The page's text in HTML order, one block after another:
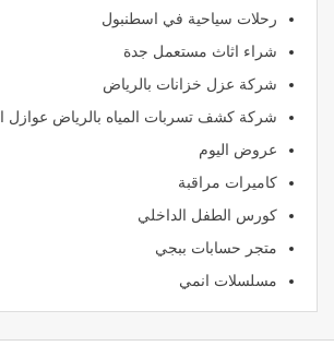
رحلات سياحية في اسطنبول
شراء اثاث مستعمل جدة
شركة عزل خزانات بالرياض
شركة كشف تسربات المياه بالرياض عوازل
عروض اليوم
كاميرات مراقبة
كورس الطفل الداخلي
متجر حسابات ببجي
مسلسلات انمي